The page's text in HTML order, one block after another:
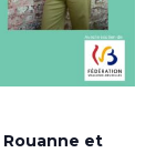
et